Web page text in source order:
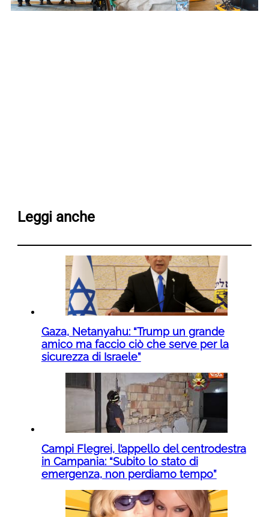
Leggi anche
Gaza, Netanyahu: “Trump un grande
amico ma faccio ciò che serve per la
sicurezza di Israele”
Campi Flegrei, l’appello del centrodestra
in Campania: “Subito lo stato di
emergenza, non perdiamo tempo”